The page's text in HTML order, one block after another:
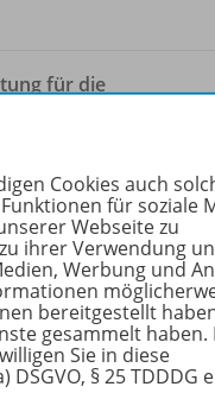
für die
Cookies auch
für soziale
Webseite zu
ihrer Verwendung
Werbung und
bereitgestellt
gesammelt haben.
Sie in diese
§ 25 TDDDG